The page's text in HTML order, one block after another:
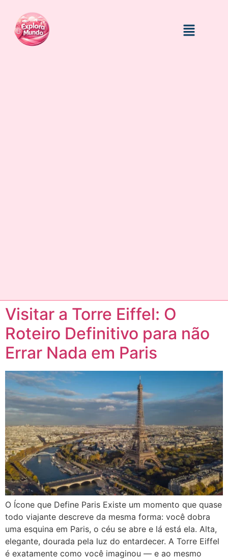
Visitar a Torre Eiffel: O
Roteiro Definitivo para não
Errar Nada em Paris
O Ícone que Define Paris Existe um momento que quase
todo viajante descreve da mesma forma: você dobra
uma esquina em Paris, o céu se abre e lá está ela. Alta,
elegante, dourada pela luz do entardecer. A Torre Eiffel
é exatamente como você imaginou — e ao mesmo